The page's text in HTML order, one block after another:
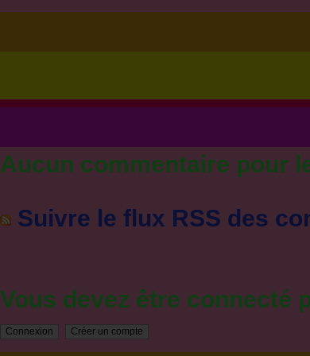
Aucun commentaire pour
Suivre le flux RSS des
Vous devez être connecté